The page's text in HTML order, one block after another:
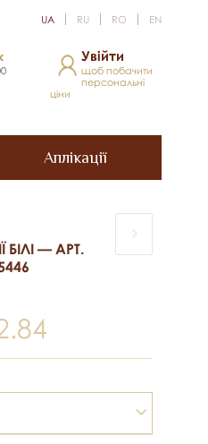
UA RU RO EN
Увійти
щоб побачити
персональні
ціни
Аплікації
БІЛІ — АРТ.